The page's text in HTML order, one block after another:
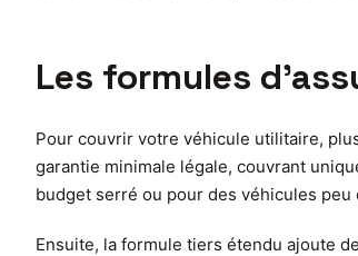
Les formules
Pour couvrir votre véhicule utilitaire,
garantie minimale légale, couvrant
budget serré ou pour des véhicules
Ensuite, la formule tiers étendu ajoute